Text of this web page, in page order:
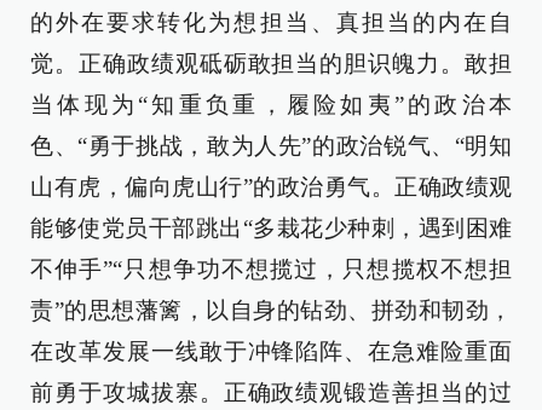
的外在要求转化为想担当、真担当的内在自
觉。正确政绩观砥砺敢担当的胆识魄力。敢担
当体现为“知重负重，履险如夷”的政治本
色、“勇于挑战，敢为人先”的政治锐气、“明知
山有虎，偏向虎山行”的政治勇气。正确政绩观
能够使党员干部跳出“多栽花少种刺，遇到困难
不伸手”“只想争功不想揽过，只想揽权不想担
责”的思想藩篱，以自身的钻劲、拼劲和韧劲，
在改革发展一线敢于冲锋陷阵、在急难险重面
前勇于攻城拔寨。正确政绩观锻造善担当的过